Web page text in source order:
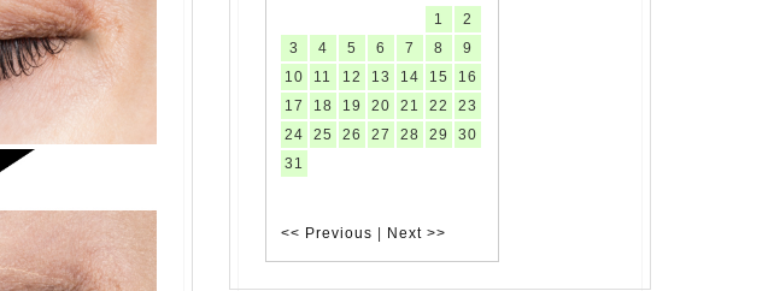
<< Previous Next >>
1
2
3
4 5 6 7 8
9
10
11 12 13 14 15
16
17
18 19 20 21 22
23
24
25 26 27 28 29
30
31